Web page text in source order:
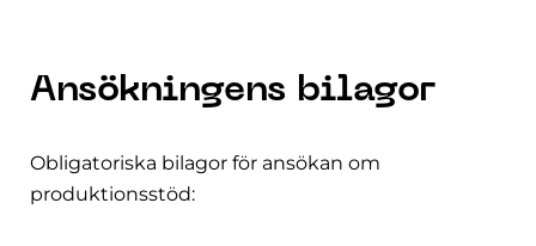
Ansökningens bilagor
Obligatoriska bilagor för ansökan om
produktionsstöd: